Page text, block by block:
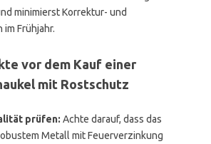
minimierst Korrektur- und
Frühjahr.
vor dem Kauf einer
mit Rostschutz
prüfen: Achte darauf, dass das
Metall mit Feuerverzinkung